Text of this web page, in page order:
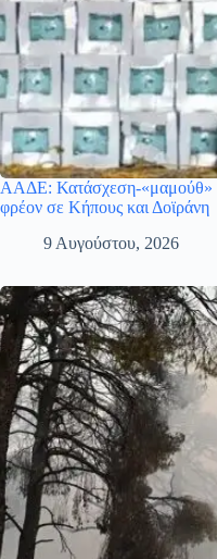
ΑΑΔΕ: Κατάσχεση-«μαμούθ»
φρέον σε Κήπους και Δοϊράνη
9 Αυγούστου, 2026